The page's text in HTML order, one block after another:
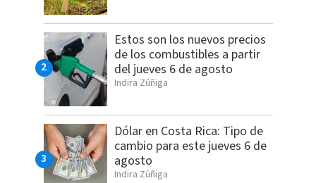
Estos son los nuevos precios
de los combustibles a partir
del jueves 6 de agosto
Indira Zúñiga
Dólar en Costa Rica: Tipo de
cambio para este jueves 6 de
agosto
Indira Zúñiga